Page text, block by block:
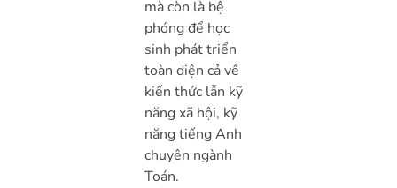
mà còn là bệ
phóng để học
sinh phát triển
toàn diện cả về
kiến thức lẫn kỹ
năng xã hội, kỹ
năng tiếng Anh
chuyên ngành
Toán.